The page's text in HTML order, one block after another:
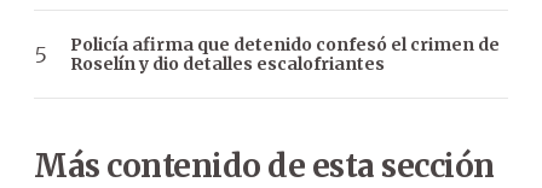
Policía afirma que detenido confesó el crimen de
Roselín y dio detalles escalofriantes
Más contenido de esta sección